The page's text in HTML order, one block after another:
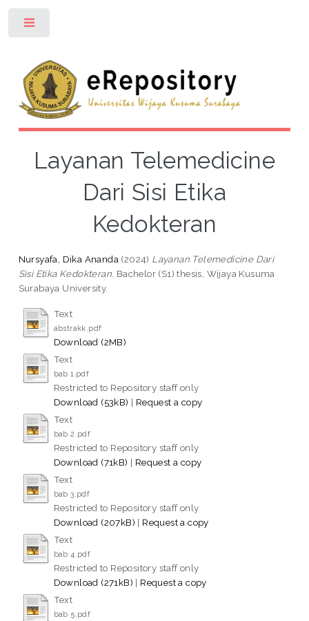
Layanan Telemedicine
Dari Sisi Etika
Kedokteran
Nursyafa, Dika Ananda (2024) Layanan Telemedicine Dari
Sisi Etika Kedokteran. Bachelor (S1) thesis, Wijaya Kusuma
Surabaya University.
Text
abstrakk.pdf
Download (2MB)
Text
bab 1.pdf
Restricted to Repository staff only
Download (53kB) | Request a copy
Text
bab 2.pdf
Restricted to Repository staff only
Download (71kB) | Request a copy
Text
bab 3.pdf
Restricted to Repository staff only
Download (207kB) | Request a copy
Text
bab 4.pdf
Restricted to Repository staff only
Download (271kB) | Request a copy
Text
bab 5.pdf